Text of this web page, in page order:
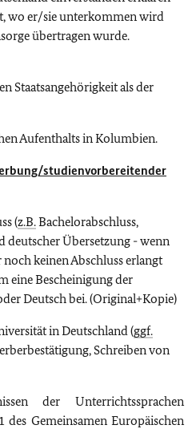
wo er/sie unterkommen wird
übertragen wurde.
Staatsangehörigkeit als der
Aufenthalts in Kolumbien.
studienvorbereitender
(z.B.Bachelorabschluss,
Übersetzung - wenn
noch keinen Abschluss erlangt
eine Bescheinigung der
Deutsch bei. (Original+Kopie)
in Deutschland (ggf.
Schreiben von
der Unterrichtssprachen
des Gemeinsamen Europäischen